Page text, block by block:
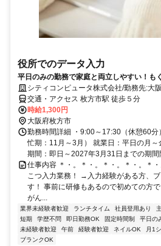
役所でのデータ入力
平日のみの勤務で家庭と両立しやすい！も
シティコンピュータ株式会社/勤務先:大
交通・アクセス 枚方市駅 徒歩５分
時給1,300円
大阪府枚方市
勤務時間詳細 ・9:00～17:30（休憩60
忙期：11月～3月） 就業日：平日の月
期間：即日～2027年3月31日までの期間
仕事内容 ＊・。＊・。＊・。＊・。＊
こつ入力業務！ →入力経験がある方、
す！ 事前に研修もあるので初めての方
がん...
業界未経験者歓迎 ランチタイム 社員登用あり
短期
学歴不問 即日勤務OK 固定時間制 平日の
未経験者歓迎
午前 経験者歓迎 ネイルOK 月1
ブランクOK